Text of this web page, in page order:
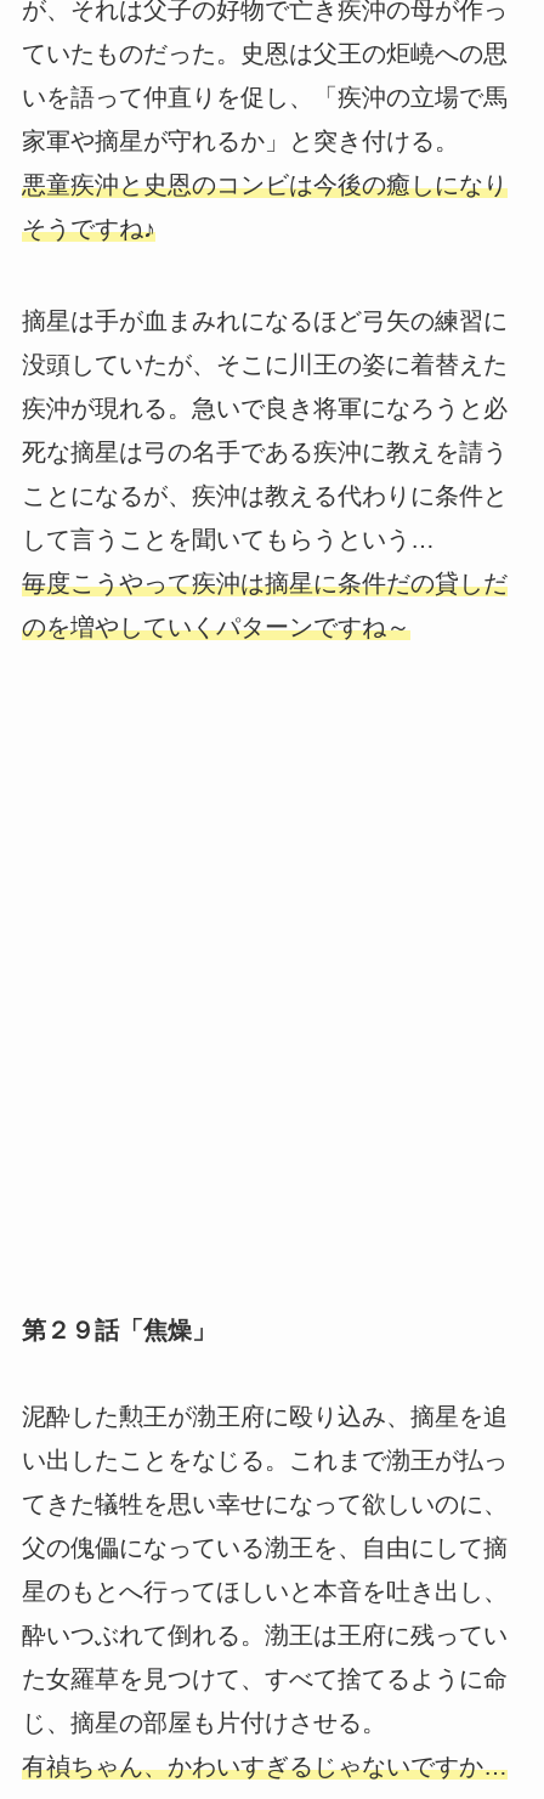
が、それは父子の好物で亡き疾沖の母が作っ
ていたものだった。史恩は父王の炬嶢への思
いを語って仲直りを促し、「疾沖の立場で馬
家軍や摘星が守れるか」と突き付ける。
悪童疾沖と史恩のコンビは今後の癒しになり
そうですね♪
摘星は手が血まみれになるほど弓矢の練習に
没頭していたが、そこに川王の姿に着替えた
疾沖が現れる。急いで良き将軍になろうと必
死な摘星は弓の名手である疾沖に教えを請う
ことになるが、疾沖は教える代わりに条件と
して言うことを聞いてもらうという…
毎度こうやって疾沖は摘星に条件だの貸しだ
のを増やしていくパターンですね～
第２９話「焦燥」
泥酔した勲王が渤王府に殴り込み、摘星を追
い出したことをなじる。これまで渤王が払っ
てきた犠牲を思い幸せになって欲しいのに、
父の傀儡になっている渤王を、自由にして摘
星のもとへ行ってほしいと本音を吐き出し、
酔いつぶれて倒れる。渤王は王府に残ってい
た女羅草を見つけて、すべて捨てるように命
じ、摘星の部屋も片付けさせる。
有禎ちゃん、かわいすぎるじゃないですか…